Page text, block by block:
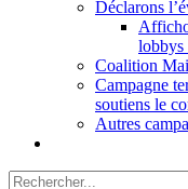
Déclarons
lobbys
Coalition
Campagne
soutiens le
Autres
Rechercher: